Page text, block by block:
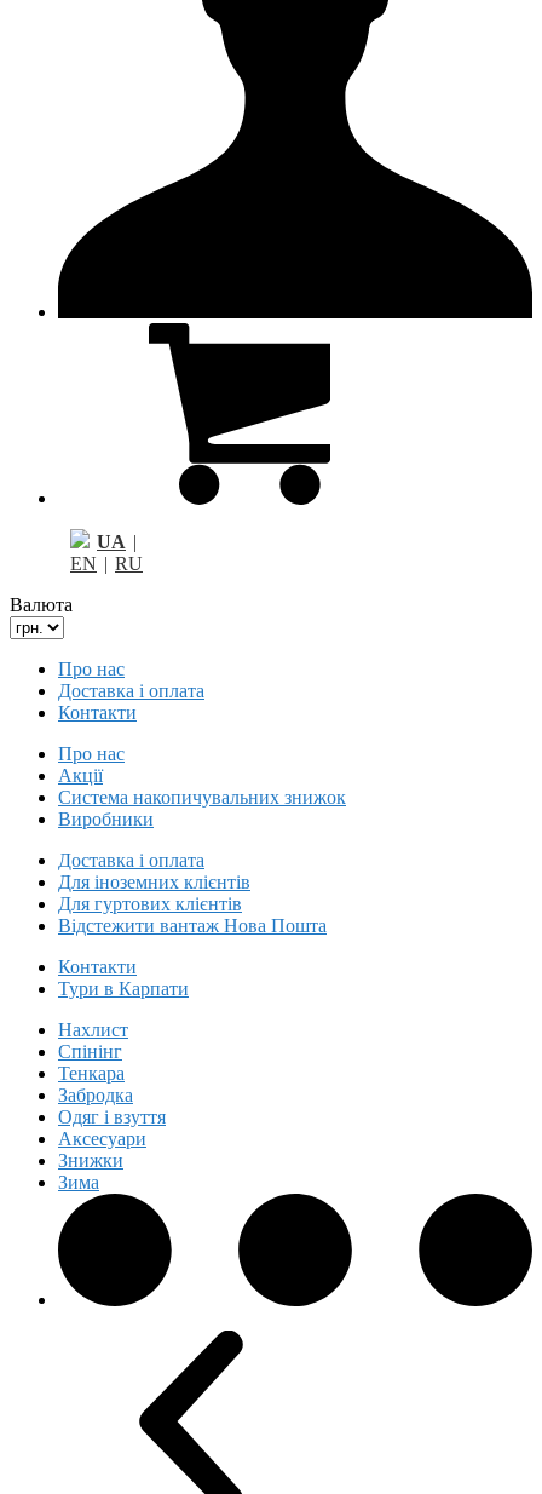
UA |
EN | RU
Валюта
Про нас
Доставка і оплата
Контакти
Про нас
Акції
Система накопичувальних знижок
Виробники
Доставка і оплата
Для іноземних клієнтів
Для гуртових клієнтів
Відстежити вантаж Нова Пошта
Контакти
Тури в Карпати
Нахлист
Спінінг
Тенкара
Забродка
Одяг і взуття
Аксесуари
Знижки
Зима